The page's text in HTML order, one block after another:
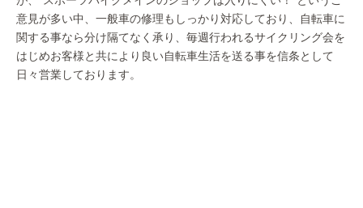
意見が多い中、一般車の修理もしっかり対応しており、自転車に
関する事なら分け隔てなく承り、毎週行われるサイクリング会を
はじめお客様と共により良い自転車生活を送る事を信条として
日々営業しております。